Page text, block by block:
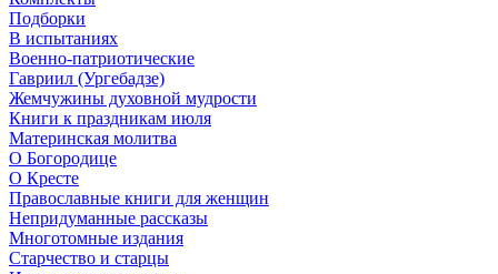
Подборки
В испытаниях
Военно-патриотические
Гавриил (Ургебадзе)
Жемчужины духовной мудрости
Книги к праздникам июля
Материнская молитва
О Богородице
О Кресте
Православные книги для женщин
Непридуманные рассказы
Многотомные издания
Старчество и старцы